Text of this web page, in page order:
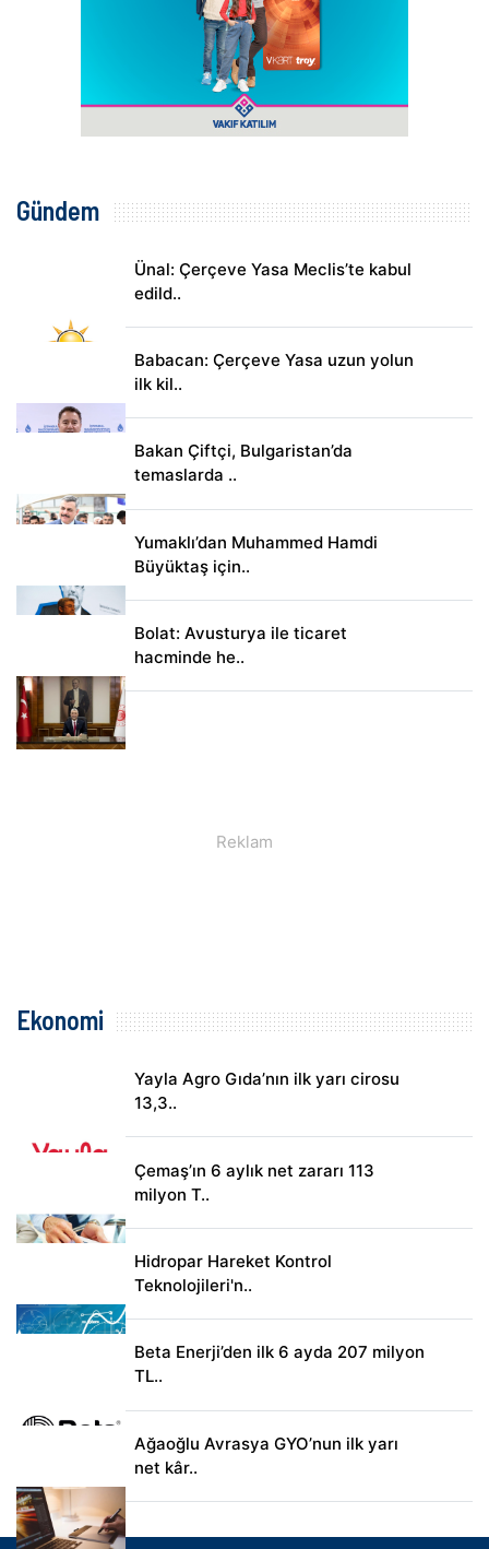
Gündem
Ünal: Çerçeve Yasa Meclis’te kabul
edild..
Babacan: Çerçeve Yasa uzun yolun
ilk kil..
Bakan Çiftçi, Bulgaristan’da
temaslarda ..
Yumaklı’dan Muhammed Hamdi
Büyüktaş için..
Bolat: Avusturya ile ticaret
hacminde he..
Ekonomi
Yayla Agro Gıda’nın ilk yarı cirosu
13,3..
Çemaş’ın 6 aylık net zararı 113
milyon T..
Hidropar Hareket Kontrol
Teknolojileri'n..
Beta Enerji’den ilk 6 ayda 207 milyon
TL..
Ağaoğlu Avrasya GYO’nun ilk yarı
net kâr..